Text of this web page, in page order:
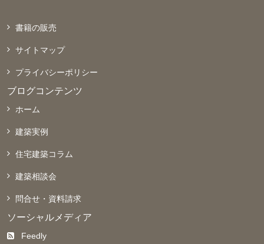
書籍の販売
サイトマップ
プライバシーポリシー
ブログコンテンツ
ホーム
建築実例
住宅建築コラム
建築相談会
問合せ・資料請求
ソーシャルメディア
Feedly